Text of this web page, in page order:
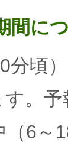
間に
分頃
。
6～